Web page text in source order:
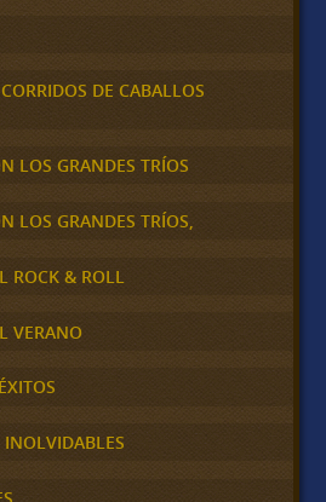
DE CABALLOS
LOS GRANDES TRÍOS
LOS GRANDES TRÍOS,
ROCK & ROLL
VERANO